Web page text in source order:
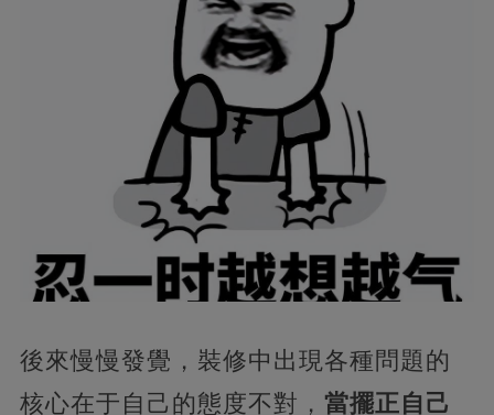
後來慢慢發覺，裝修中出現各種問題的
核心在于自己的態度不對， 當擺正自己